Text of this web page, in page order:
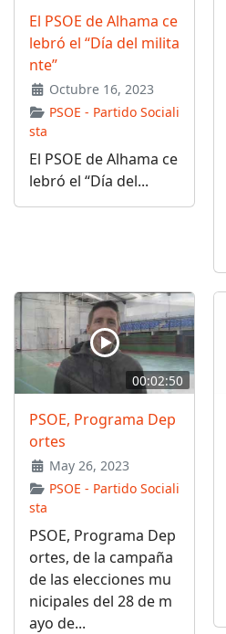
El PSOE de Alhama ce
lebró el “Día del milita
nte”
Octubre 16, 2023
PSOE - Partido Sociali
sta
El PSOE de Alhama ce
lebró el “Día del...
00:02:50
PSOE, Programa Dep
ortes
May 26, 2023
PSOE - Partido Sociali
sta
PSOE, Programa Dep
ortes, de la campaña
de las elecciones mu
nicipales del 28 de m
ayo de...